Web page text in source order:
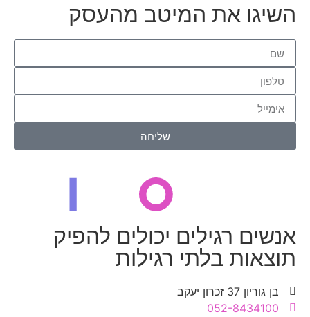
השיגו את המיטב מהעסק
שליחה
אנשים רגילים יכולים להפיק
תוצאות בלתי רגילות
בן גוריון 37 זכרון יעקב
052-8434100